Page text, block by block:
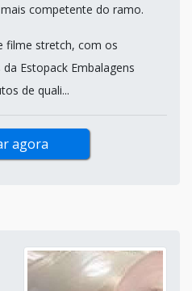
competente do ramo.
filme stretch, com os
Estopack Embalagens
de quali...
agora